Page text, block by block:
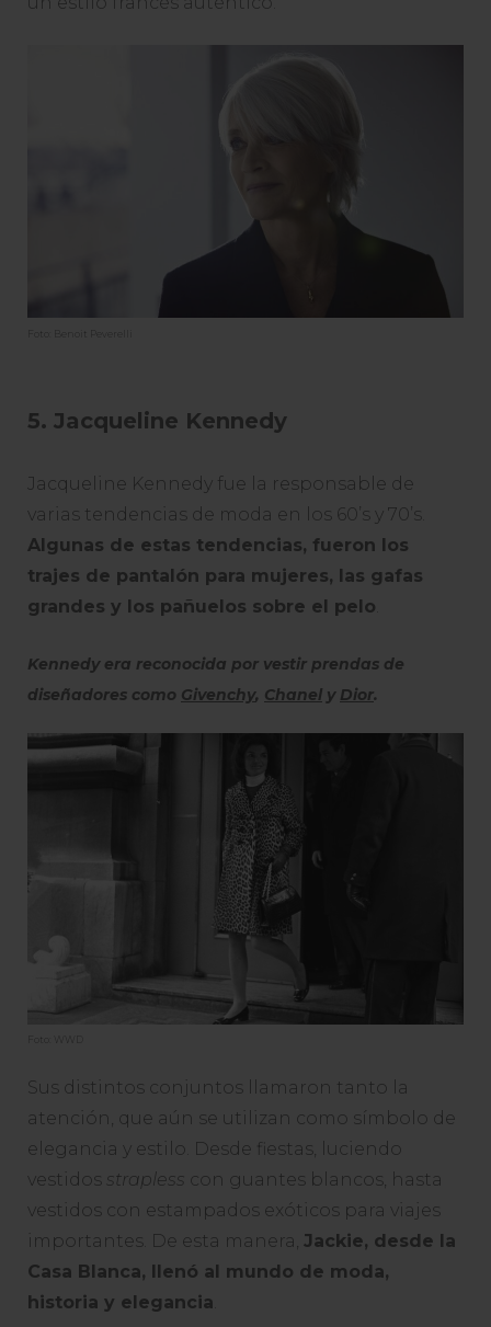
Foto: Benoit Peverelli
5. Jacqueline Kennedy
Jacqueline Kennedy fue la responsable de
varias tendencias de moda en los 60’s y 70’s.
Algunas de estas tendencias, fueron los
trajes de pantalón para mujeres, las gafas
grandes y los pañuelos sobre el pelo
Kennedy era reconocida por vestir prendas de
diseñadores como Givenchy, Chanel y Dior.
Foto: WWD
Sus distintos conjuntos llamaron tanto la
atención, que aún se utilizan como símbolo de
elegancia y estilo. Desde fiestas, luciendo
vestidos strapless con guantes blancos, hasta
vestidos con estampados exóticos para viajes
importantes. De esta manera, Jackie, desde la
Casa Blanca, llenó al mundo de moda,
historia y elegancia